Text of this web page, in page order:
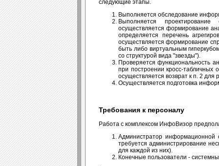
следующие этапы.
Выполняется обследование
Выполняется
осуществляется формирование
определяется перечень
осуществляется формирование
быть либо виртуальным
со структурой вида "звезды").
Проверяется функциональность
при построении кросс-табличных
осуществляется возврат к п. 2 для
Осуществляется подготовка
Требования к персоналу
Работа с комплексом ИнфоВизор
Администратор информационной
требуется администрирование
для каждой из них).
Конечные пользователи -